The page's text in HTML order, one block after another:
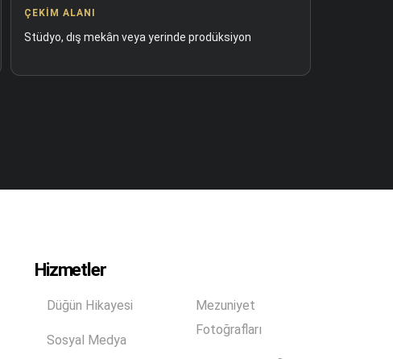
ÇEKIM ALANI
Stüdyo, dış mekân veya yerinde prodüksiyon
Hizmetler
Düğün Hikayesi
Sosyal Medya
Mezuniyet
Fotoğrafları